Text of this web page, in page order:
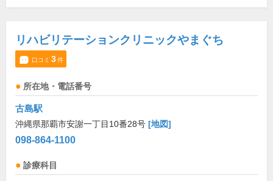
リハビリテーションクリニックやまぐち
口コミ 3件
所在地・電話番号
古島駅
沖縄県那覇市安謝一丁目10番28号 [地図]
098-864-1100
診療科目